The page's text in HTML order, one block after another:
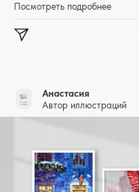
Посмотреть подробнее
Анастасия
Автор иллюстраций